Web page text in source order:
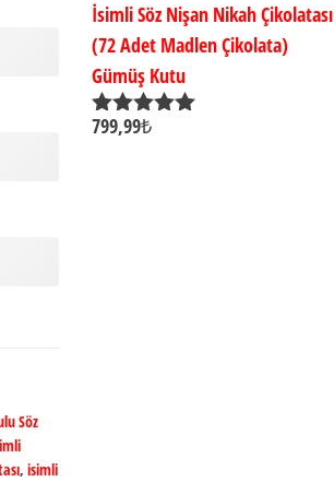
Söz
, isimli
İsimli Söz Nişan Nikah Çikolatası
(72 Adet Madlen Çikolata)
Gümüş Kutu
5 üzerinden
799,99₺